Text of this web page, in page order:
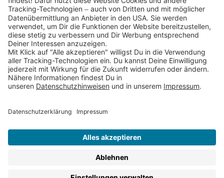
Folge uns auf
* Versandkostenfrei ab 9,00 € Bestellwert innerhalb
Deutschlands
** Lieferzeit 1-3 Werktage innerhalb Deutschlands
Thienemann-Esslinger Verlag GmbH, Blumenstraße 36, D-70182